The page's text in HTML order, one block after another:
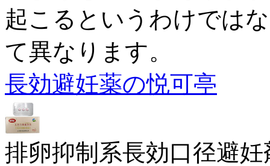
起こるというわけでは
て異なります。
長効避妊薬の悦可亭
排卵抑制系長効口径避妊